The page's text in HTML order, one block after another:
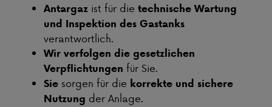
Antargaz ist für die technische Wartung
und Inspektion des Gastanks
verantwortlich.
Wir verfolgen die gesetzlichen
Verpflichtungen für Sie.
Sie sorgen für die korrekte und sichere
Nutzung der Anlage.